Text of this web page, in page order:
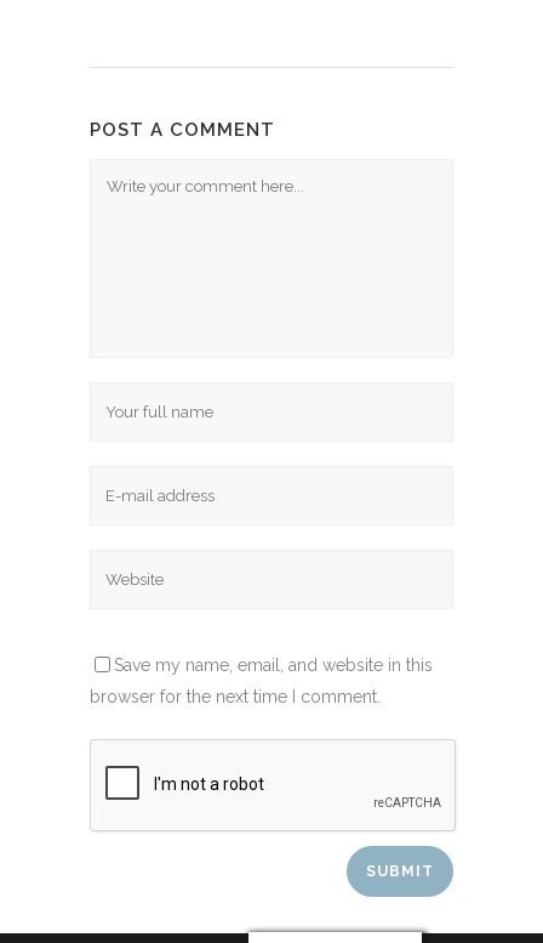
POST A COMMENT
Save my name, email, and website in this
browser for the next time I comment.